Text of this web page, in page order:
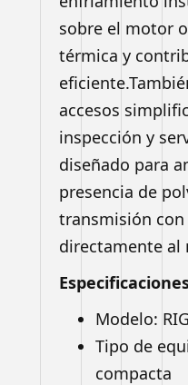
sobre el motor
térmica y
accesos
inspección y
diseñado para
presencia de
transmisión
directamente al
Modelo:
Tipo de
compacta